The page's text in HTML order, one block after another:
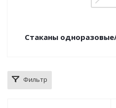
Стаканы
Фильтр